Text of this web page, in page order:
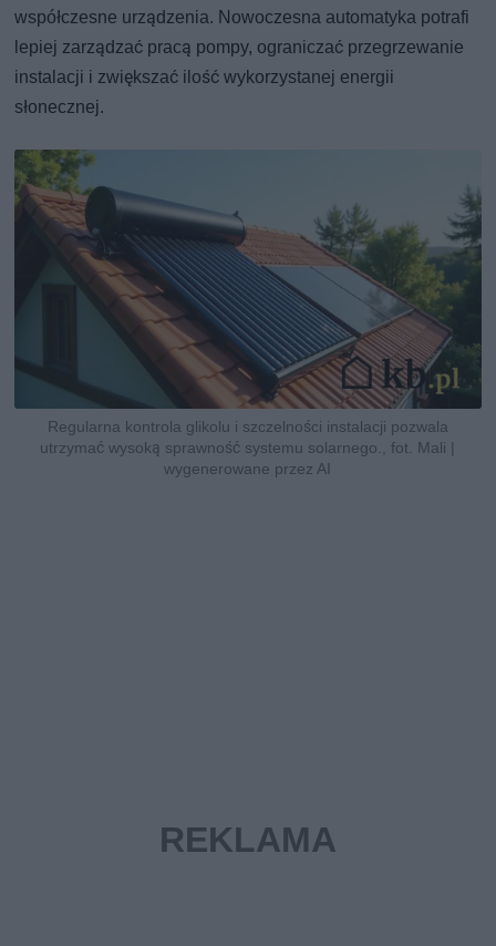
współczesne urządzenia. Nowoczesna automatyka potrafi
lepiej zarządzać pracą pompy, ograniczać przegrzewanie
instalacji i zwiększać ilość wykorzystanej energii
słonecznej.
Regularna kontrola glikolu i szczelności instalacji pozwala
utrzymać wysoką sprawność systemu solarnego., fot. Mali |
wygenerowane przez AI